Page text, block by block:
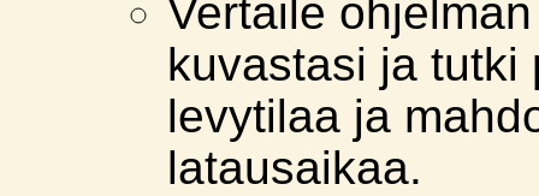
Vertaile
kuvastasi ja tutki
levytilaa ja
latausaikaa.